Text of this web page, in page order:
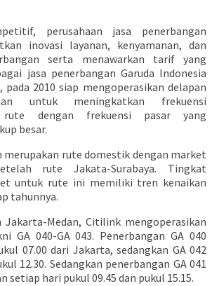
perusahaan jasa penerbangan
inovasi layanan, kenyamanan, dan
serta menawarkan tarif yang
jasa penerbangan Garuda Indonesia
pada 2010 siap mengoperasikan delapan
untuk meningkatkan frekuensi
rute dengan frekuensi pasar yang
besar.
merupakan rute domestik dengan market
rute Jakata-Surabaya. Tingkat
untuk rute ini memiliki tren kenaikan
tahunnya.
Jakarta-Medan, Citilink mengoperasikan
GA 040-GA 043. Penerbangan GA 040
07.00 dari Jakarta, sedangkan GA 042
12.30. Sedangkan penerbangan GA 041
setiap hari pukul 09.45 dan pukul 15.15.